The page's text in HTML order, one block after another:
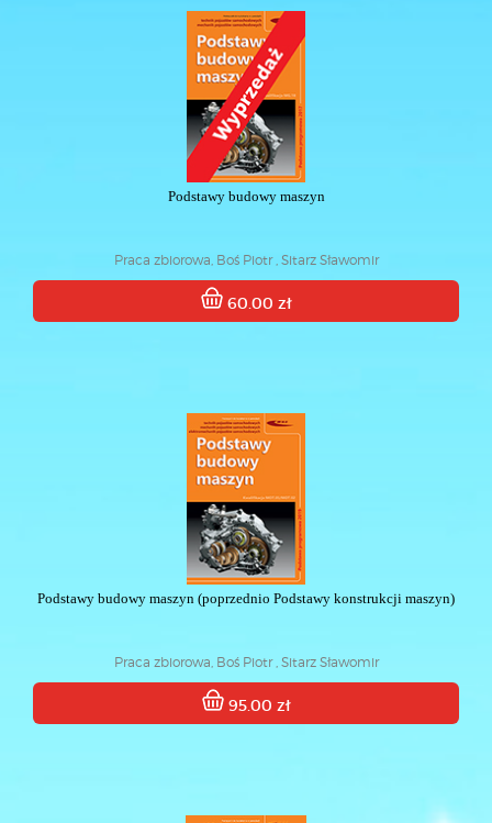
Podstawy budowy maszyn
Praca zbiorowa, Boś Piotr , Sitarz Sławomir
60.00 zł
Podstawy budowy maszyn (poprzednio Podstawy konstrukcji maszyn)
Praca zbiorowa, Boś Piotr , Sitarz Sławomir
95.00 zł